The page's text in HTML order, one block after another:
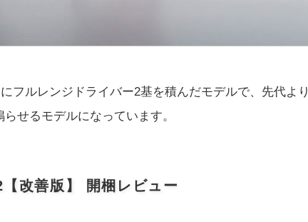
フルレンジドライバー2基を積んだモデルで、先代より
せるモデルになっています。
改善版】 開梱レビュー